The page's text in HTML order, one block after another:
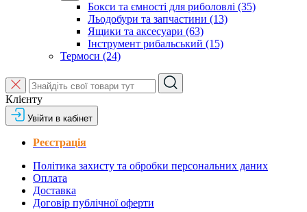
Бокси та ємності для риболовлі (35)
Льодобури та запчастини (13)
Ящики та аксесуари (63)
Інструмент рибальський (15)
Термоси (24)
Клієнту
Увійти в кабінет
Реєстрація
Політика захисту та обробки персональних даних
Оплата
Доставка
Договір публічної оферти